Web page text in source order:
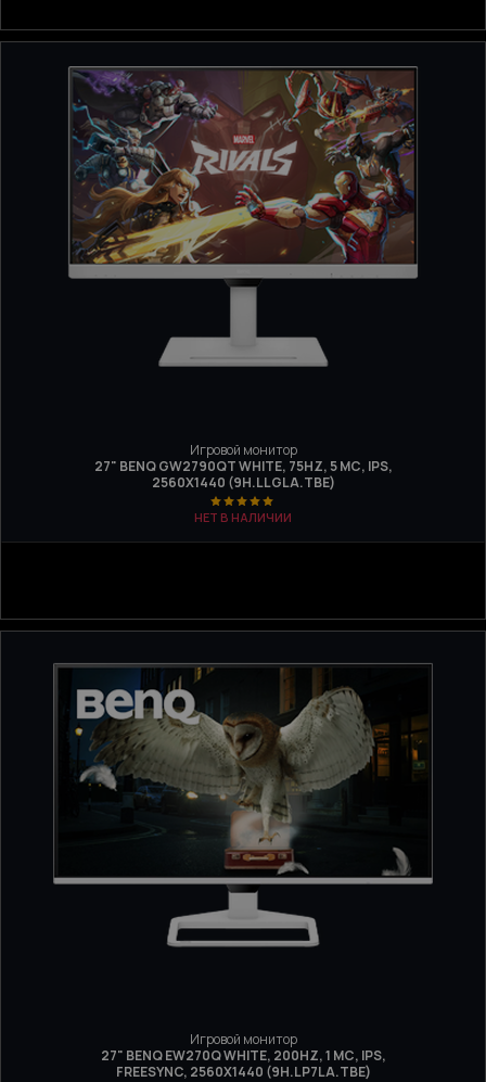
Игровой монитор
27" BENQ GW2790QT WHITE, 75HZ, 5 МС, IPS,
2560Х1440 (9H.LLGLA.TBE)
НЕТ В НАЛИЧИИ
Игровой монитор
27" BENQ EW270Q WHITE, 200HZ, 1 МС, IPS,
FREESYNC, 2560Х1440 (9H.LP7LA.TBE)